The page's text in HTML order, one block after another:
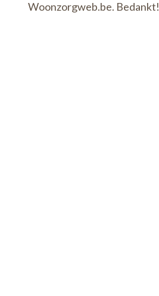
Woonzorgweb.be. Bedankt!